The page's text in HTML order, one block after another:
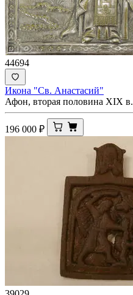
44694
Икона "Св. Анастасий"
Афон, вторая половина ХIХ в.
196 000 ₽